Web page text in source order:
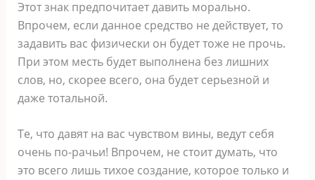
Этот знак предпочитает давить морально.
Впрочем, если данное средство не действует, то
задавить вас физически он будет тоже не прочь.
При этом месть будет выполнена без лишних
слов, но, скорее всего, она будет серьезной и
даже тотальной.
Те, что давят на вас чувством вины, ведут себя
очень по-рачьи! Впрочем, не стоит думать, что
это всего лишь тихое создание, которое только и